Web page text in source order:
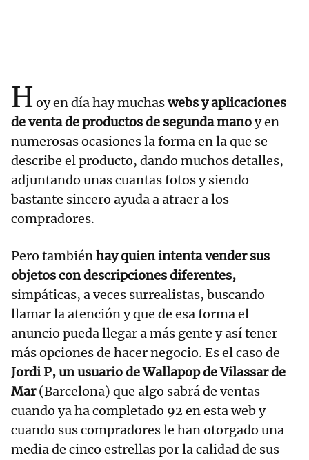
H oy en día hay muchaswebs y aplicaciones
de venta de productos de segunda manoy en
numerosas ocasiones la forma en la que se
describe el producto, dando muchos detalles,
adjuntando unas cuantas fotos y siendo
bastante sincero ayuda a atraer a los
compradores.
Pero tambiénhay quien intenta vender sus
objetos con descripciones diferentes,
simpáticas, a veces surrealistas, buscando
llamar la atención y que de esa forma el
anuncio pueda llegar a más gente y así tener
más opciones de hacer negocio. Es el caso de
Jordi P, un usuario de Wallapop de Vilassar de
Mar(Barcelona) que algo sabrá de ventas
cuando ya ha completado 92 en esta web y
cuando sus compradores le han otorgado una
media de cinco estrellas por la calidad de sus